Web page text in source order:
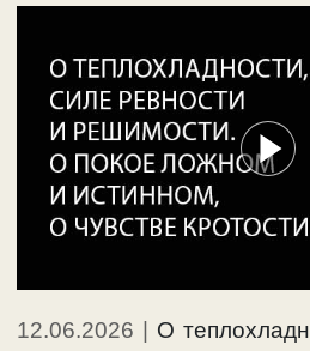
12.06.2026 | О